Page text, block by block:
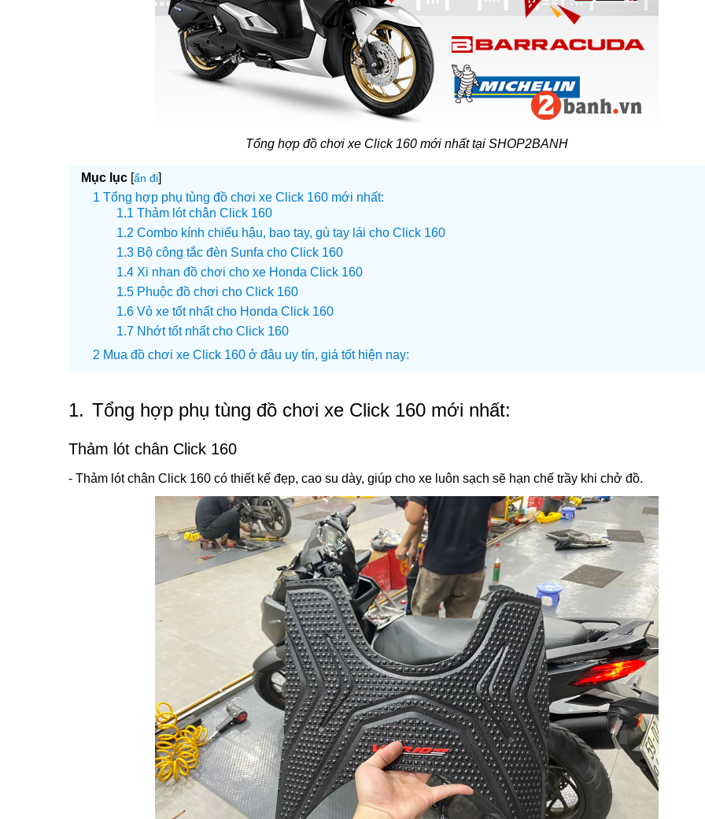
Tổng hợp đồ chơi xe Click 160 mới nhất tại SHOP2BANH
Mục lục [ẩn đi]
Tổng hợp phụ tùng đồ chơi xe Click 160 mới nhất:
Thảm lót chân Click 160
Combo kính chiếu hậu, bao tay, gù tay lái cho Click 160
Bộ công tắc đèn Sunfa cho Click 160
Xi nhan đồ chơi cho xe Honda Click 160
Phuộc đồ chơi cho Click 160
Vỏ xe tốt nhất cho Honda Click 160
Nhớt tốt nhất cho Click 160
Mua đồ chơi xe Click 160 ở đâu uy tín, giá tốt hiện nay:
1. Tổng hợp phụ tùng đồ chơi xe Click 160 mới nhất:
Thảm lót chân Click 160
- Thảm lót chân Click 160 có thiết kế đẹp, cao su dày, giúp cho xe luôn sạch sẽ hạn chế trầy khi chở đồ.